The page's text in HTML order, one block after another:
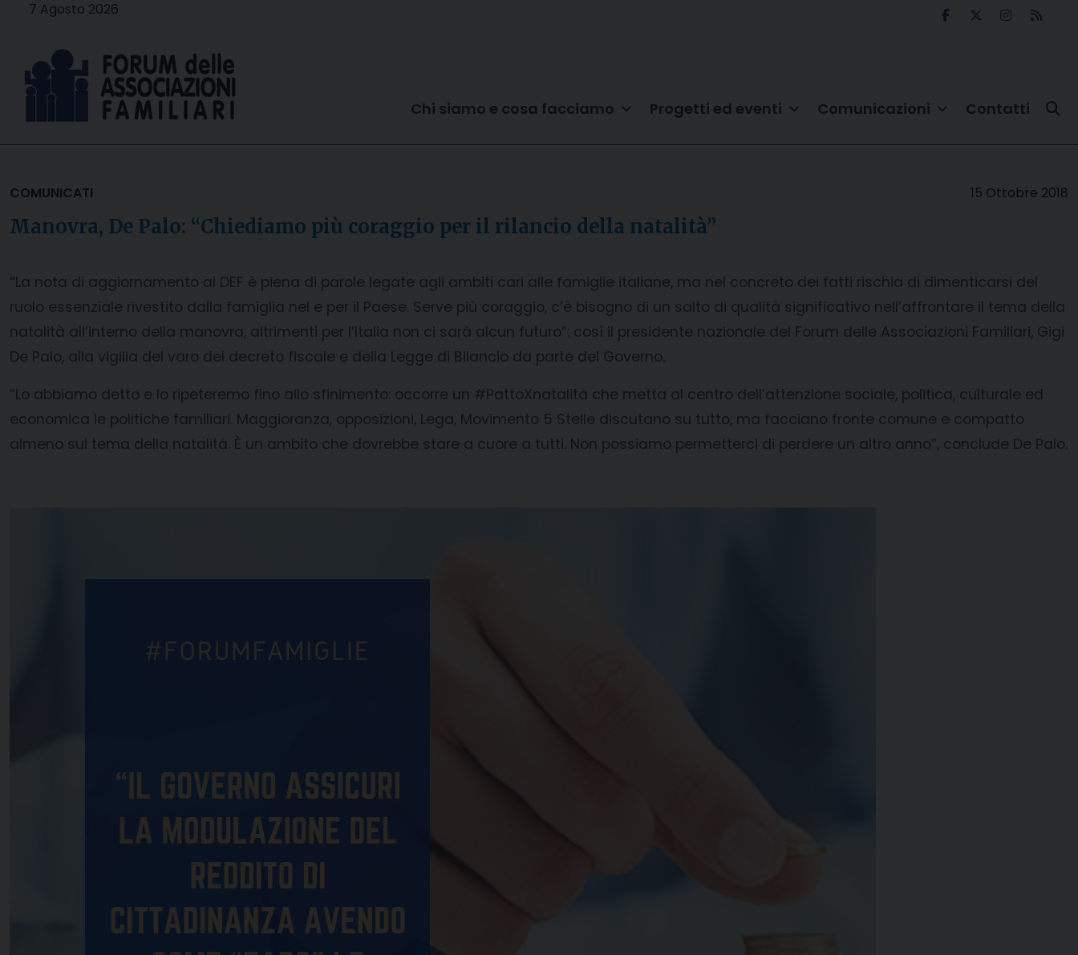
7 Agosto 2026
Chi siamo e cosa facciamo Progetti ed eventi Comunicazioni Contatti
15 Ottobre 2018
COMUNICATI
Manovra, De Palo: “Chiediamo più coraggio per il rilancio della natalità”
“La nota di aggiornamento al DEF è piena di parole legate agli ambiti cari alle famiglie italiane, ma nel concreto dei fatti rischia di dimenticarsi del
ruolo essenziale rivestito dalla famiglia nel e per il Paese. Serve più coraggio, c’è bisogno di un salto di qualità significativo nell’affrontare il tema della
natalità all’interno della manovra, altrimenti per l’Italia non ci sarà alcun futuro”: così il presidente nazionale del Forum delle Associazioni Familiari, Gigi
De Palo, alla vigilia del varo del decreto fiscale e della Legge di Bilancio da parte del Governo.
“Lo abbiamo detto e lo ripeteremo fino allo sfinimento: occorre un #PattoXnatalità che metta al centro dell’attenzione sociale, politica, culturale ed
economica le politiche familiari. Maggioranza, opposizioni, Lega, Movimento 5 Stelle discutano su tutto, ma facciano fronte comune e compatto
almeno sul tema della natalità. È un ambito che dovrebbe stare a cuore a tutti. Non possiamo permetterci di perdere un altro anno”, conclude De Palo.